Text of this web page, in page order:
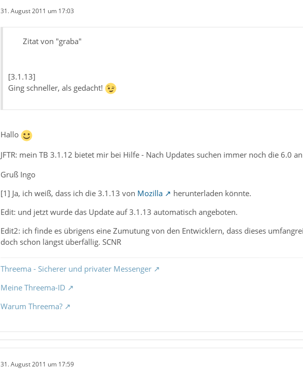
31. August 2011 um 17:03
Zitat von "graba"
[3.1.13]
Ging schneller, als gedacht!
Hallo
JFTR: mein TB 3.1.12 bietet mir bei Hilfe - Nach Updates suchen immer noch die 6.0
Gruß Ingo
[1] Ja, ich weiß, dass ich die 3.1.13 von Mozilla
herunterladen könnte.
Edit: und jetzt wurde das Update auf 3.1.13 automatisch angeboten.
Edit2: ich finde es übrigens eine Zumutung von den Entwicklern, dass dieses
doch schon längst überfällig. SCNR
Threema - Sicherer und privater Messenger
Meine Threema-ID
Warum Threema?
31. August 2011 um 17:59